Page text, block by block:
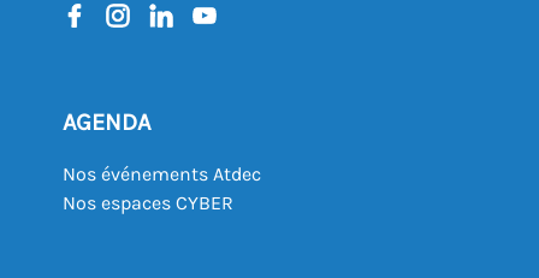
AGENDA
Nos événements Atdec
Nos espaces CYBER